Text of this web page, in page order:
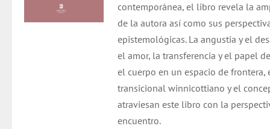
contemporánea, el libro revela la
de la autora así como sus
epistemológicas.La angustia y el
el amor, la transferencia y el papel
el cuerpo en un espacio de frontera,
transicional winnicottiano y el
atraviesan este libro con la
encuentro.